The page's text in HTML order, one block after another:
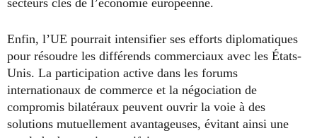
Enfin, l’UE pourrait intensifier ses efforts diplomatiques
pour résoudre les différends commerciaux avec les États-
Unis. La participation active dans les forums
internationaux de commerce et la négociation de
compromis bilatéraux peuvent ouvrir la voie à des
solutions mutuellement avantageuses, évitant ainsi une